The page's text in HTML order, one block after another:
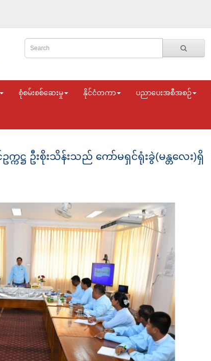
စုံစမ်းစစ်ဆေးမှု နိုင်ငံတကာ ပညာပေးအစီအစဉ်
ဌ ဦးစိုးသိန်းသည် ကော်မရှင်ရုံးခွဲ(မန္တလေး)ရှိ